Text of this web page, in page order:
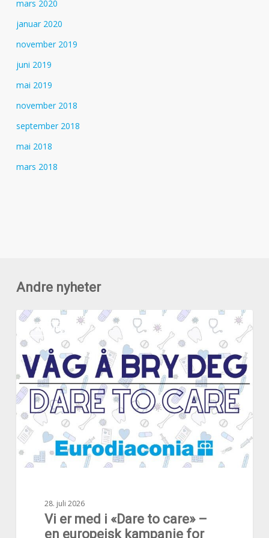
mars 2020
januar 2020
november 2019
juni 2019
mai 2019
november 2018
september 2018
mai 2018
mars 2018
Andre nyheter
AKTUELT
Vi
er
med
«Dare
to
care»
en
europeisk
omsorgsarbeid
28. juli 2026
Vi er med i «Dare to care» –
en europeisk kampanje for